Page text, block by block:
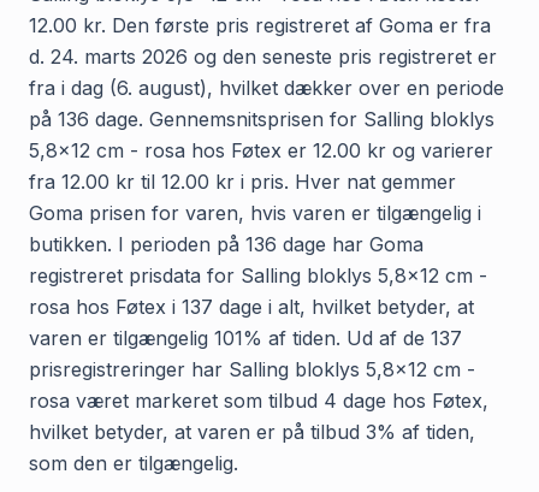
12.00 kr. Den første pris registreret af Goma er fra
d. 24. marts 2026 og den seneste pris registreret er
fra i dag (6. august), hvilket dækker over en periode
på 136 dage. Gennemsnitsprisen for Salling bloklys
5,8x12 cm - rosa hos Føtex er 12.00 kr og varierer
fra 12.00 kr til 12.00 kr i pris. Hver nat gemmer
Goma prisen for varen, hvis varen er tilgængelig i
butikken. I perioden på 136 dage har Goma
registreret prisdata for Salling bloklys 5,8x12 cm -
rosa hos Føtex i 137 dage i alt, hvilket betyder, at
varen er tilgængelig 101% af tiden. Ud af de 137
prisregistreringer har Salling bloklys 5,8x12 cm -
rosa været markeret som tilbud 4 dage hos Føtex,
hvilket betyder, at varen er på tilbud 3% af tiden,
som den er tilgængelig.